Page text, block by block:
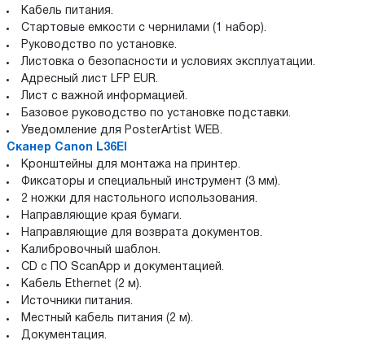
Кабель питания.
Стартовые емкости с чернилами (1 набор).
Руководство по установке.
Листовка о безопасности и условиях эксплуатации.
Адресный лист LFP EUR.
Лист с важной информацией.
Базовое руководство по установке подставки.
Уведомление для PosterArtist WEB.
Сканер Canon L36EI
Кронштейны для монтажа на принтер.
Фиксаторы и специальный инструмент (3 мм).
2 ножки для настольного использования.
Направляющие края бумаги.
Направляющие для возврата документов.
Калибровочный шаблон.
CD с ПО ScanApp и документацией.
Кабель Ethernet (2 м).
Источники питания.
Местный кабель питания (2 м).
Документация.